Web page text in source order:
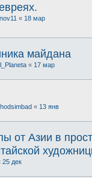
« 18 мар
майдана
« 17 мар
« 13 янв
от Азии в
25 дек